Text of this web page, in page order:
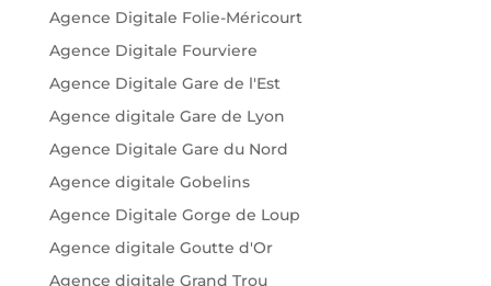
Agence Digitale Folie-Méricourt
Agence Digitale Fourviere
Agence Digitale Gare de l'Est
Agence digitale Gare de Lyon
Agence Digitale Gare du Nord
Agence digitale Gobelins
Agence Digitale Gorge de Loup
Agence digitale Goutte d'Or
Agence digitale Grand Trou